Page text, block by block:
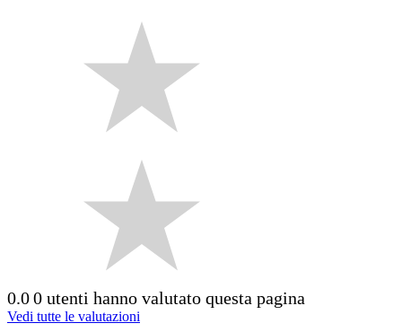
0.00 utenti hanno valutato questa pagina
Vedi tutte le valutazioni